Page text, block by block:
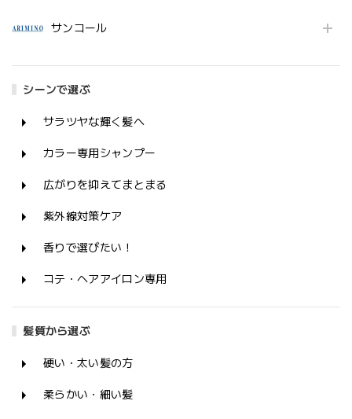
サンコール
シーンで選ぶ
サラツヤな輝く髪へ
カラー専用シャンプー
広がりを抑えてまとまる
紫外線対策ケア
香りで選びたい！
コテ・ヘアアイロン専用
髪質から選ぶ
硬い・太い髪の方
柔らかい・細い髪